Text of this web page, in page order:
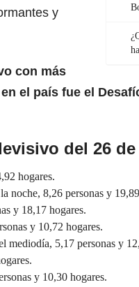
y
con más
el país fue el
del 26
hogares.
noche, 8,26 personas y
y 18,17 hogares.
y 10,72 hogares.
mediodía, 5,17 personas y
y 10,30 hogares.